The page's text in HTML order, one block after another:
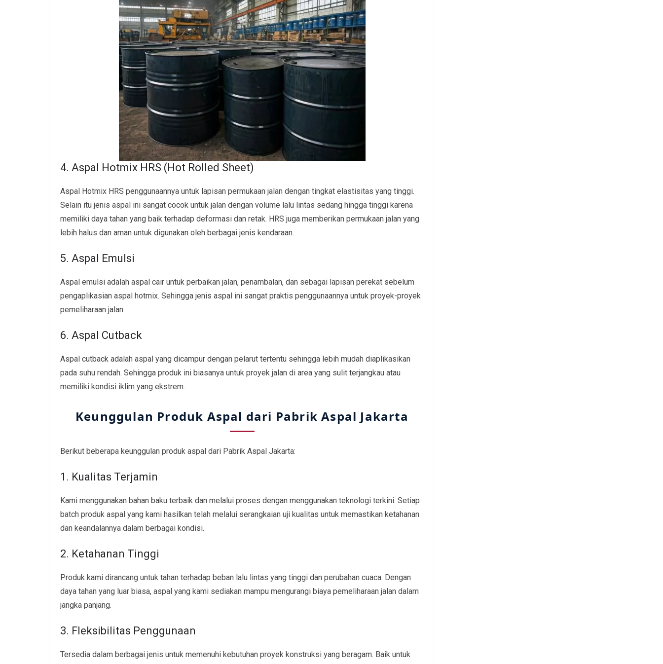
4. Aspal Hotmix HRS (Hot Rolled Sheet)
Aspal Hotmix HRS penggunaannya untuk lapisan permukaan jalan dengan tingkat elastisitas yang tinggi.
Selain itu jenis aspal ini sangat cocok untuk jalan dengan volume lalu lintas sedang hingga tinggi karena
memiliki daya tahan yang baik terhadap deformasi dan retak. HRS juga memberikan permukaan jalan yang
lebih halus dan aman untuk digunakan oleh berbagai jenis kendaraan.
5. Aspal Emulsi
Aspal emulsi adalah aspal cair untuk perbaikan jalan, penambalan, dan sebagai lapisan perekat sebelum
pengaplikasian aspal hotmix. Sehingga jenis aspal ini sangat praktis penggunaannya untuk proyek-proyek
pemeliharaan jalan.
6. Aspal Cutback
Aspal cutback adalah aspal yang dicampur dengan pelarut tertentu sehingga lebih mudah diaplikasikan
pada suhu rendah. Sehingga produk ini biasanya untuk proyek jalan di area yang sulit terjangkau atau
memiliki kondisi iklim yang ekstrem.
Keunggulan Produk Aspal dari Pabrik Aspal Jakarta
Berikut beberapa keunggulan produk aspal dari Pabrik Aspal Jakarta:
1. Kualitas Terjamin
Kami menggunakan bahan baku terbaik dan melalui proses dengan menggunakan teknologi terkini. Setiap
batch produk aspal yang kami hasilkan telah melalui serangkaian uji kualitas untuk memastikan ketahanan
dan keandalannya dalam berbagai kondisi.
2. Ketahanan Tinggi
Produk kami dirancang untuk tahan terhadap beban lalu lintas yang tinggi dan perubahan cuaca. Dengan
daya tahan yang luar biasa, aspal yang kami sediakan mampu mengurangi biaya pemeliharaan jalan dalam
jangka panjang.
3. Fleksibilitas Penggunaan
Tersedia dalam berbagai jenis untuk memenuhi kebutuhan proyek konstruksi yang beragam. Baik untuk